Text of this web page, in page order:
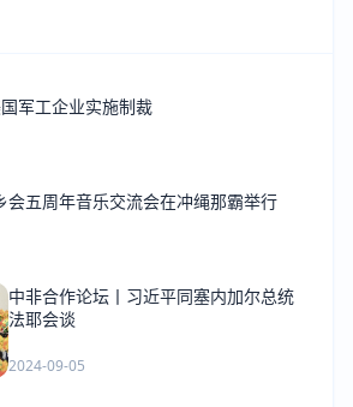
军工企业实施制裁
会五周年音乐交流会在冲绳那霸举行
中非合作论坛丨习近平同塞内加尔总统
法耶会谈
2024-09-05